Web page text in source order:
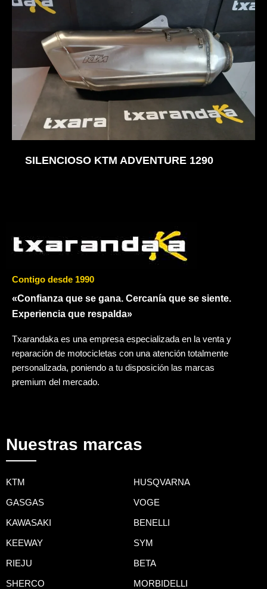
SILENCIOSO KTM ADVENTURE 1290
Contigo desde 1990
«Confianza que se gana. Cercanía que se siente.
Experiencia que respalda»
Txarandaka es una empresa especializada en la venta y
reparación de motocicletas con una atención totalmente
personalizada, poniendo a tu disposición las marcas
premium del mercado.
Nuestras marcas
KTM HUSQVARNA
GASGAS VOGE
KAWASAKI BENELLI
KEEWAY SYM
RIEJU BETA
SHERCO MORBIDELLI